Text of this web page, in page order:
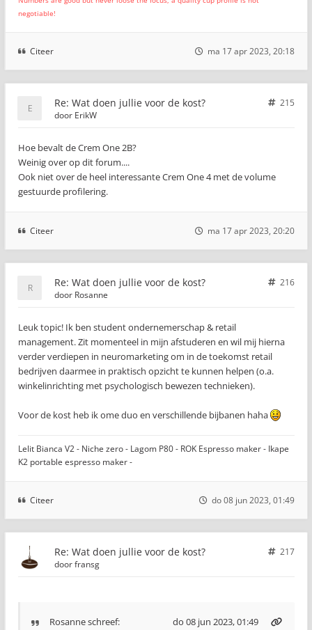
negotiable!
Citeer ma 17 apr 2023, 20:18
Re: Wat doen jullie voor de kost?
215
door ErikW
Hoe bevalt de Crem One 2B?
Weinig over op dit forum....
Ook niet over de heel interessante Crem One 4 met de volume
gestuurde profilering.
Citeer ma 17 apr 2023, 20:20
Re: Wat doen jullie voor de kost?
216
door Rosanne
Leuk topic! Ik ben student ondernemerschap & retail
management. Zit momenteel in mijn afstuderen en wil mij hierna
verder verdiepen in neuromarketing om in de toekomst retail
bedrijven daarmee in praktisch opzicht te kunnen helpen (o.a.
winkelinrichting met psychologisch bewezen technieken).
Voor de kost heb ik ome duo en verschillende bijbanen haha
Lelit Bianca V2 - Niche zero - Lagom P80 - ROK Espresso maker - Ikape
K2 portable espresso maker -
Citeer do 08 jun 2023, 01:49
Re: Wat doen jullie voor de kost?
217
doorfransg
Rosanneschreef: do 08 jun 2023, 01:49